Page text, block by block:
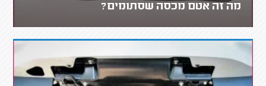
מה זה אטם מכסה שסתומים?